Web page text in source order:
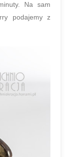
Na sam
podajemy z